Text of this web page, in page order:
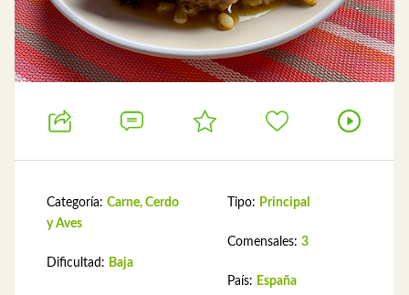
Categoría: Carne, Cerdo
y Aves
Dificultad: Baja
Tipo: Principal
Comensales: 3
País: España